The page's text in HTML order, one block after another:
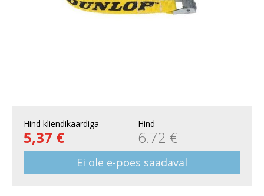
Hind kliendikaardiga
5,37 €
Hind
6.72 €
Ei ole e-poes saadaval